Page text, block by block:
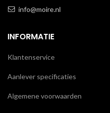
info@moire.nl
INFORMATIE
Klantenservice
Aanlever specificaties
Algemene voorwaarden